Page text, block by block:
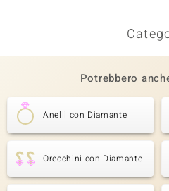
Potrebbero
Anelli con Diamante
Orecchini con Diamante